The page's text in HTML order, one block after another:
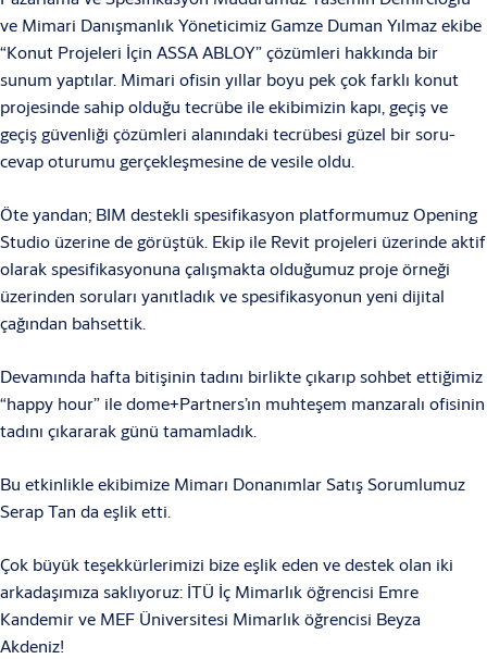
ve Mimari Danışmanlık Yöneticimiz Gamze Duman Yılmaz ekibe
“Konut Projeleri İçin ASSA ABLOY” çözümleri hakkında bir
sunum yaptılar. Mimari ofisin yıllar boyu pek çok farklı konut
projesinde sahip olduğu tecrübe ile ekibimizin kapı, geçiş ve
geçiş güvenliği çözümleri alanındaki tecrübesi güzel bir soru-
cevap oturumu gerçekleşmesine de vesile oldu.
Öte yandan; BIM destekli spesifikasyon platformumuz Opening
Studio üzerine de görüştük. Ekip ile Revit projeleri üzerinde aktif
olarak spesifikasyonuna çalışmakta olduğumuz proje örneği
üzerinden soruları yanıtladık ve spesifikasyonun yeni dijital
çağından bahsettik.
Devamında hafta bitişinin tadını birlikte çıkarıp sohbet ettiğimiz
“happy hour” ile dome+Partners’ın muhteşem manzaralı ofisinin
tadını çıkararak günü tamamladık.
Bu etkinlikle ekibimize Mimarı Donanımlar Satış Sorumlumuz
Serap Tan da eşlik etti.
Çok büyük teşekkürlerimizi bize eşlik eden ve destek olan iki
arkadaşımıza saklıyoruz: İTÜ İç Mimarlık öğrencisi Emre
Kandemir ve MEF Üniversitesi Mimarlık öğrencisi Beyza
Akdeniz!